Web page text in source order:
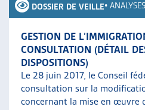
DOSSIER DE VEILLE•
GESTION DE
CONSULTATION (DÉTAIL
DISPOSITIONS)
Le 28 juin 2017, le Conseil
consultation sur la
concernant la mise en œuvre